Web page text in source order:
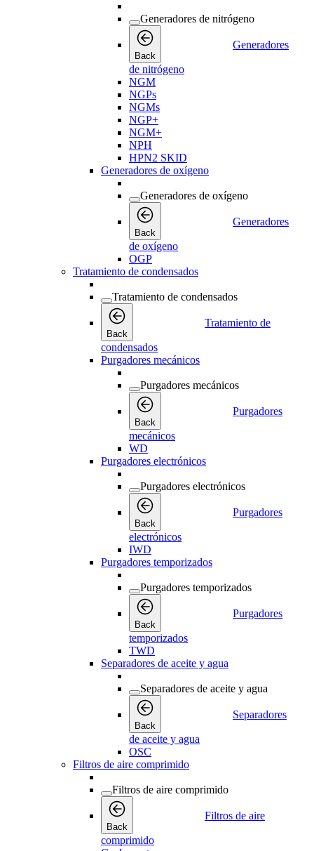
Generadores de nitrógeno
Back
Generadores
de nitrógeno
NGM
NGPs
NGMs
NGP+
NGM+
NPH
HPN2 SKID
Generadores de oxígeno
Generadores de oxígeno
Back
Generadores
de oxígeno
OGP
Tratamiento de condensados
Tratamiento de condensados
Back
Tratamiento de
condensados
Purgadores mecánicos
Purgadores mecánicos
Back
Purgadores
mecánicos
WD
Purgadores electrónicos
Purgadores electrónicos
Back
Purgadores
electrónicos
IWD
Purgadores temporizados
Purgadores temporizados
Back
Purgadores
temporizados
TWD
Separadores de aceite y agua
Separadores de aceite y agua
Back
Separadores
de aceite y agua
OSC
Filtros de aire comprimido
Filtros de aire comprimido
Back
Filtros de aire
comprimido